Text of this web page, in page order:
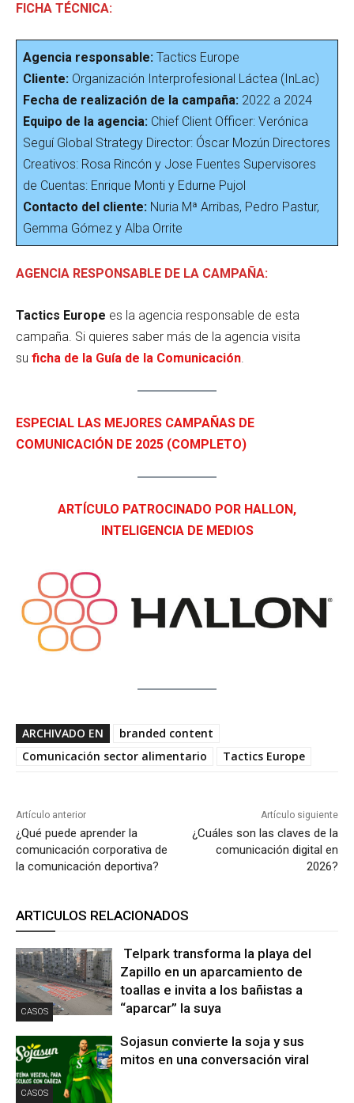
FICHA TÉCNICA:
Agencia responsable: Tactics Europe
Cliente: Organización Interprofesional Láctea (InLac)
Fecha de realización de la campaña: 2022 a 2024
Equipo de la agencia: Chief Client Officer: Verónica
Seguí Global Strategy Director: Óscar Mozún Directores
Creativos: Rosa Rincón y Jose Fuentes Supervisores
de Cuentas: Enrique Monti y Edurne Pujol
Contacto del cliente: Nuria Mª Arribas, Pedro Pastur,
Gemma Gómez y Alba Orrite
AGENCIA RESPONSABLE DE LA CAMPAÑA:
Tactics Europe es la agencia responsable de esta
campaña. Si quieres saber más de la agencia visita
su ficha de la Guía de la Comunicación.
ESPECIAL LAS MEJORES CAMPAÑAS DE
COMUNICACIÓN DE 2025 (COMPLETO)
ARTÍCULO PATROCINADO POR HALLON,
INTELIGENCIA DE MEDIOS
ARCHIVADO EN
branded content
Comunicación sector alimentario
Tactics Europe
Artículo anterior
¿Qué puede aprender la
comunicación corporativa de
la comunicación deportiva?
Artículo siguiente
¿Cuáles son las claves de la
comunicación digital en
2026?
ARTICULOS RELACIONADOS
CASOS
Telpark transforma la playa del
Zapillo en un aparcamiento de
toallas e invita a los bañistas a
“aparcar” la suya
CASOS
Sojasun convierte la soja y sus
mitos en una conversación viral